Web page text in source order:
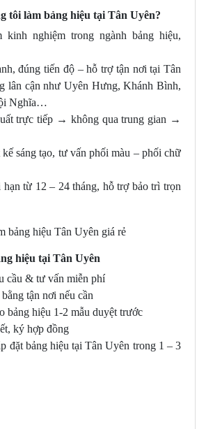
tôi làm bảng hiệu tại Tân Uyên?
kinh nghiệm trong ngành bảng hiệu,
đúng tiến độ – hỗ trợ tận nơi tại Tân
lân cận như Uyên Hưng, Khánh Bình,
Nghĩa…
trực tiếp → không qua trung gian →
sáng tạo, tư vấn phối màu – phối chữ
hạn từ 12 – 24 tháng, hỗ trợ bảo trì trọn
hiệu tại Tân Uyên
cầu & tư vấn miễn phí
tận nơi nếu cần
bảng hiệu 1-2 mẫu duyệt trước
ký hợp đồng
đặt bảng hiệu tại Tân Uyên trong 1 – 3